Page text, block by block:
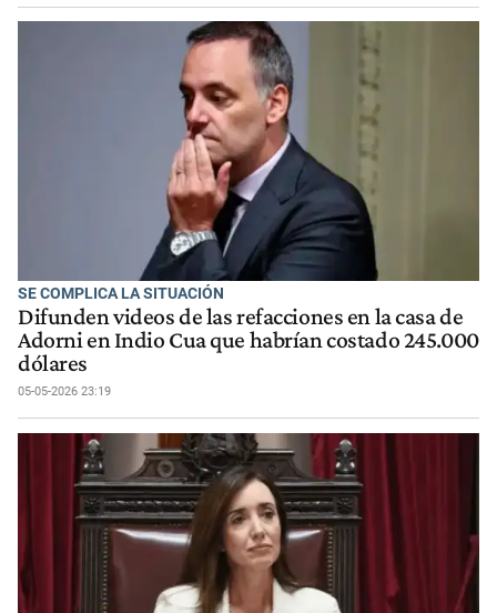
SE COMPLICA LA SITUACIÓN
Difunden videos de las refacciones en la casa de
Adorni en Indio Cua que habrían costado 245.000
dólares
05-05-2026 23:19